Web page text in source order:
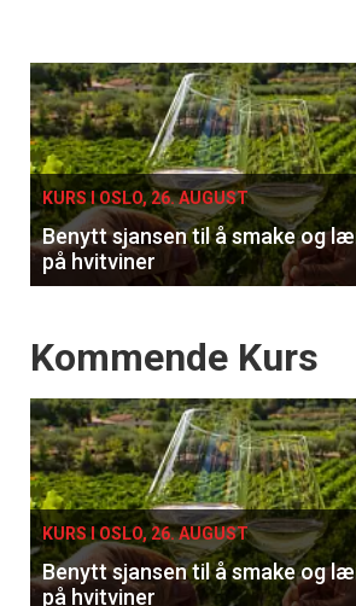
Events
single
KURS I OSLO, 26. AUGUST
Benytt sjansen til å smake og
på hvitviner
Events
Kommende Kurs
KURS I OSLO, 26. AUGUST
Benytt sjansen til å smake og
på hvitviner